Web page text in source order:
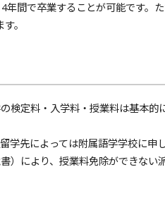
間で卒業することが可能です。
。
定料・入学料・授業料は基本的
先によっては附属語学学校に申
）により、授業料免除ができない